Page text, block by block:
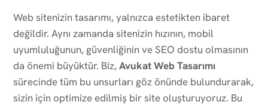
Web sitenizin tasarımı, yalnızca estetikten ibaret
değildir. Aynı zamanda sitenizin hızının, mobil
uyumluluğunun, güvenliğinin ve SEO dostu olmasının
da önemi büyüktür. Biz,Avukat Web Tasarımı
sürecinde tüm bu unsurları göz önünde bulundurarak,
sizin için optimize edilmiş bir site oluşturuyoruz. Bu